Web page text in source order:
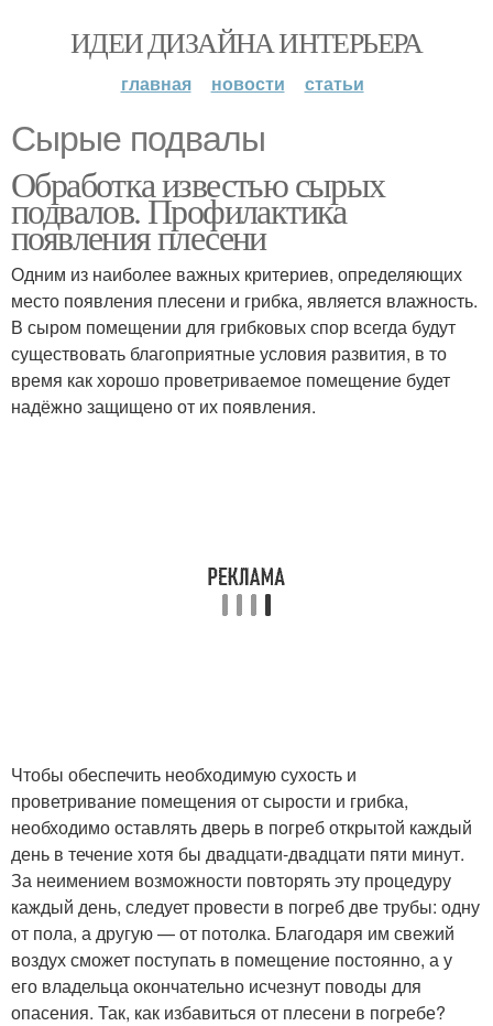
ИДЕИ ДИЗАЙНА ИНТЕРЬЕРА
главная новости статьи
Сырые подвалы
Обработка известью сырых
подвалов. Профилактика
появления плесени
Одним из наиболее важных критериев, определяющих
место появления плесени и грибка, является влажность.
В сыром помещении для грибковых спор всегда будут
существовать благоприятные условия развития, в то
время как хорошо проветриваемое помещение будет
надёжно защищено от их появления.
Чтобы обеспечить необходимую сухость и
проветривание помещения от сырости и грибка,
необходимо оставлять дверь в погреб открытой каждый
день в течение хотя бы двадцати-двадцати пяти минут.
За неимением возможности повторять эту процедуру
каждый день, следует провести в погреб две трубы: одну
от пола, а другую — от потолка. Благодаря им свежий
воздух сможет поступать в помещение постоянно, а у
его владельца окончательно исчезнут поводы для
опасения. Так, как избавиться от плесени в погребе?